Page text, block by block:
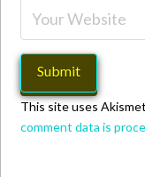
This site uses
comment data is